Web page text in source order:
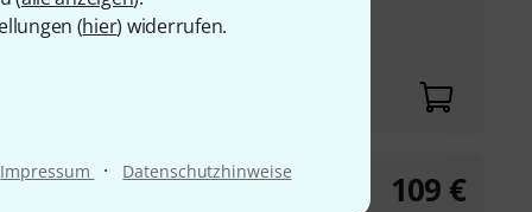
(hier) widerrufen.
Impressum · Datenschutzhinweise 109 €